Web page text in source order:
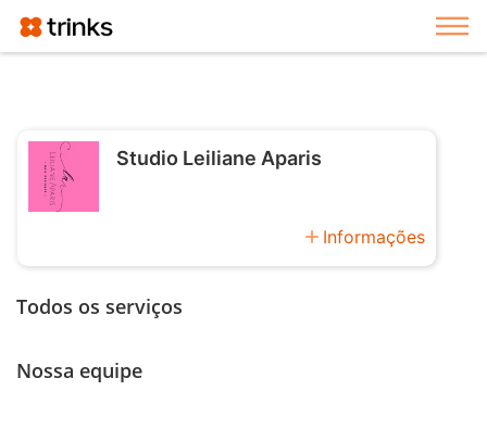
Studio Leiliane Aparis
add Informações
Todos os serviços
Nossa equipe